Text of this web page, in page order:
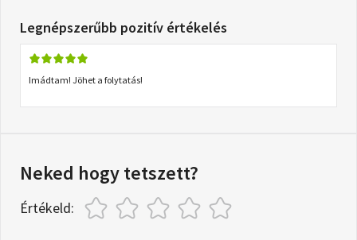
Legnépszerűbb pozitív értékelés
Imádtam! Jöhet a folytatás!
Neked hogy tetszett?
Értékeld: